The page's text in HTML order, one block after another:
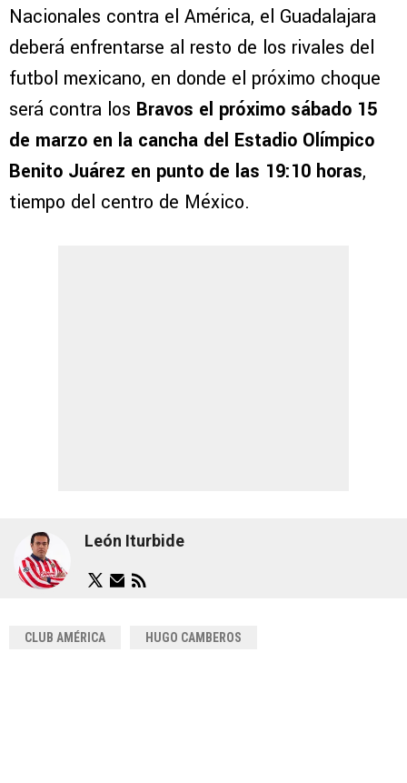
Nacionales contra el América, el Guadalajara
deberá enfrentarse al resto de los rivales del
futbol mexicano, en donde el próximo choque
será contra los Bravos el próximo sábado 15
de marzo en la cancha del Estadio Olímpico
Benito Juárez en punto de las 19:10 horas,
tiempo del centro de México.
León Iturbide
CLUB AMÉRICA HUGO CAMBEROS